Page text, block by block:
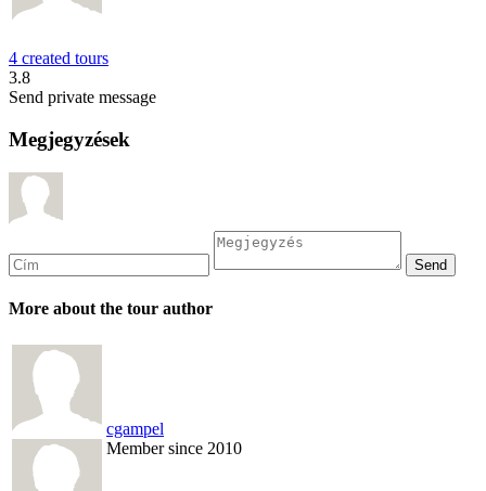
4 created tours
3.8
Send private message
Megjegyzések
More about the tour author
cgampel
Member since 2010